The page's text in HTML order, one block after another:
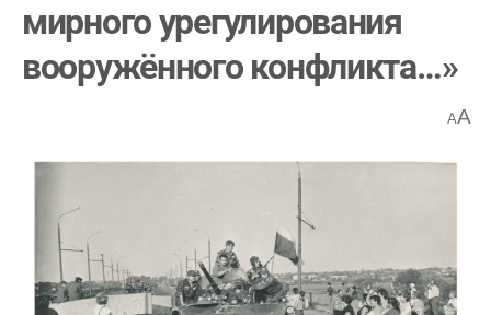
мирного урегулирования
вооружённого конфликта…»
AA